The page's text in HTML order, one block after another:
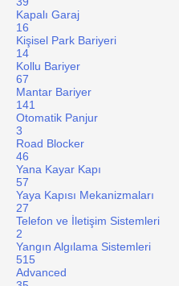
Kapalı Garaj
16
Kişisel Park Bariyeri
14
Kollu Bariyer
67
Mantar Bariyer
141
Otomatik Panjur
3
Road Blocker
46
Yana Kayar Kapı
57
Yaya Kapısı Mekanizmaları
27
Telefon ve İletişim Sistemleri
2
Yangın Algılama Sistemleri
515
Advanced